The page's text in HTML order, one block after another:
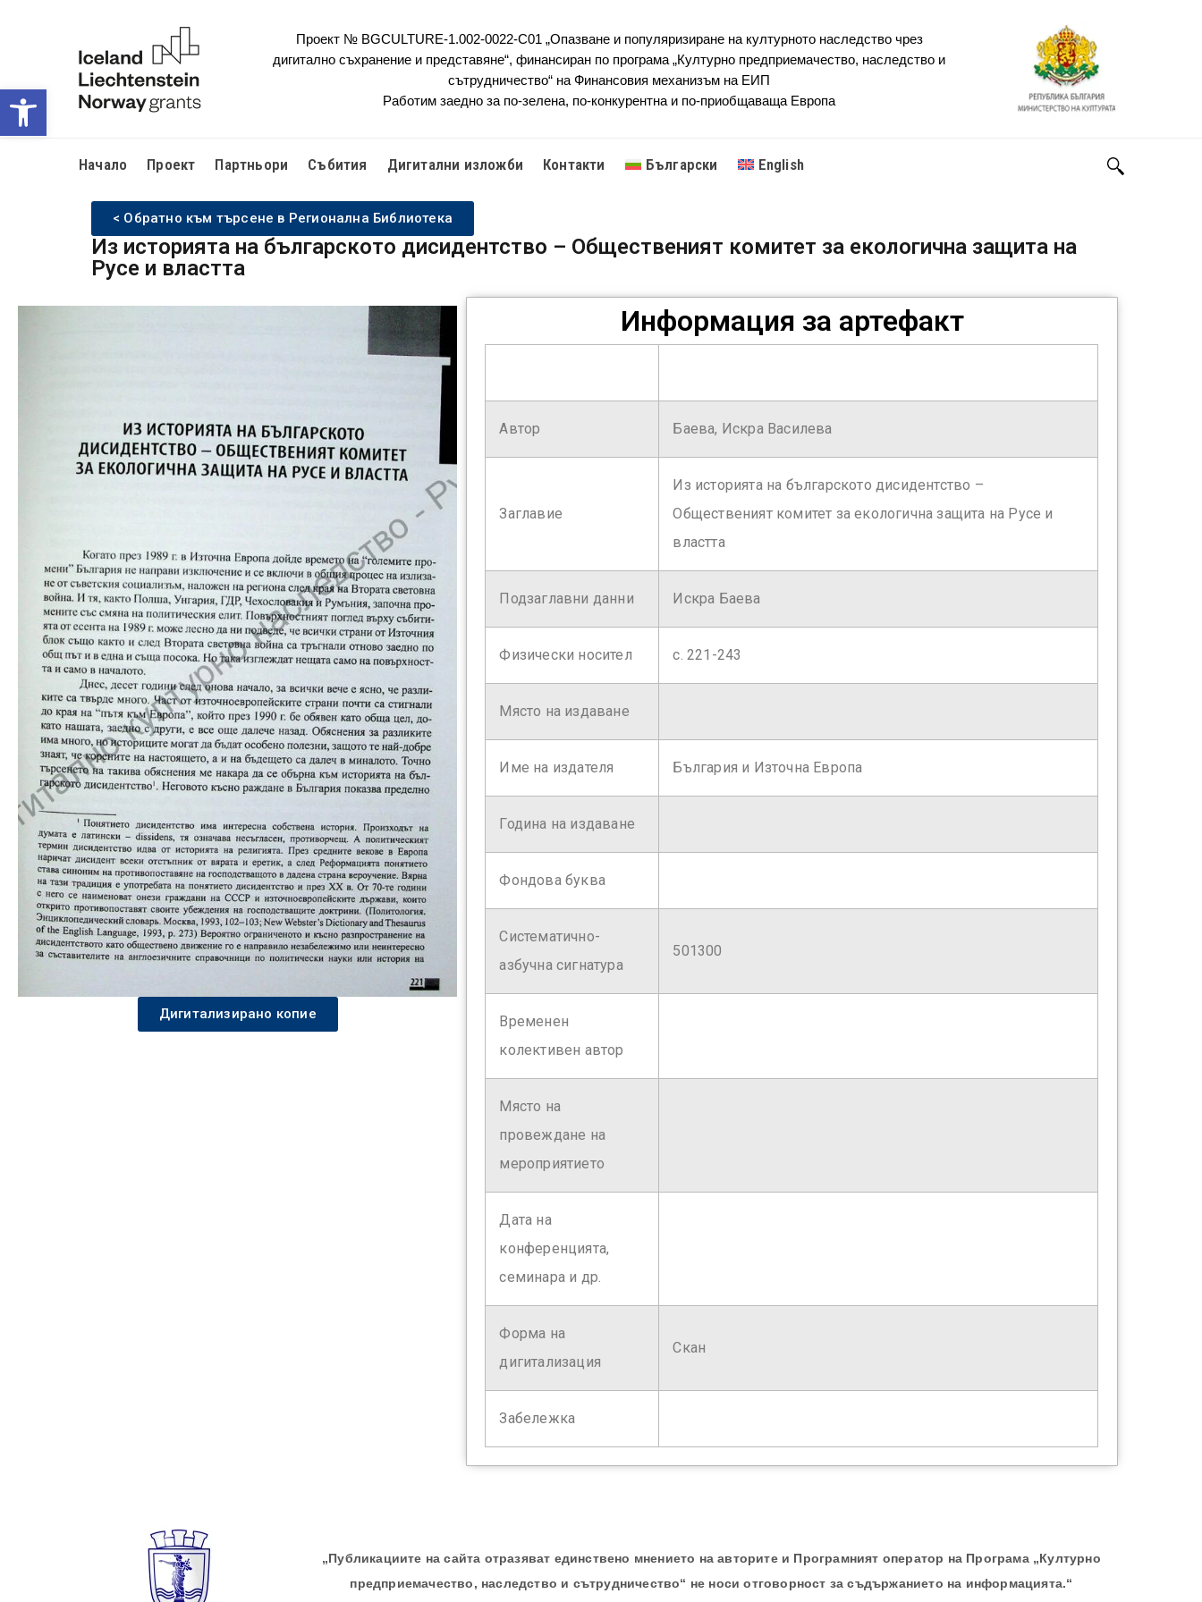
Open toolbar
Проект № BGCULTURE-1.002-0022-C01 „Опазване и популяризиране на културното наследство чрез
дигитално съхранение и представяне“, финансиран по програма „Културно предприемачество, наследство и
сътрудничество“ на Финансовия механизъм на ЕИП
Работим заедно за по-зелена, по-конкурентна и по-приобщаваща Европа
Начало Проект Партньори Събития Дигитални изложби Контакти Български English
< Обратно към търсене в Регионална Библиотека
Из историята на българското дисидентство – Общественият комитет за екологична защита на
Русе и властта
Дигитализирано копие
Информация за артефакт
Автор Баева, Искра Василева
Заглавие
Из историята на българското дисидентство –
Общественият комитет за екологична защита на Русе и
властта
Подзаглавни данни Искра Баева
Физически носител с. 221-243
Място на издаване
Име на издателя България и Източна Европа
Година на издаване
Фондова буква
Систематично-
азбучна сигнатура
501300
Временен
колективен автор
Място на
провеждане на
мероприятието
Дата на
конференцията,
семинара и др.
Форма на
дигитализация
Скан
Забележка
„Публикациите на сайта отразяват единствено мнението на авторите и Програмният оператор на Програма „Културно
предприемачество, наследство и сътрудничество“ не носи отговорност за съдържанието на информацията.“